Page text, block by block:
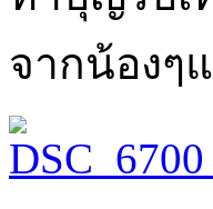
จากน้อง